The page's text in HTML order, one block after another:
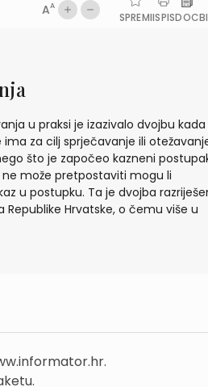
AA
SPREMIISPISDOC
u praksi je izazivalo dvojbu kada
za cilj sprječavanje ili
što je započeo kazneni
može pretpostaviti mogu li
u postupku. Ta je dvojba
Hrvatske, o čemu više u